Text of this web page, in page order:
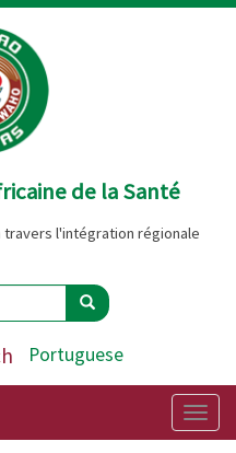
de la Santé
travers l'intégration régionale
Rechercher
Portuguese